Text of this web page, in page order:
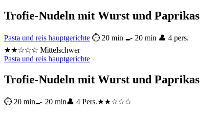
Trofie-Nudeln mit Wurst und Paprikas
Pasta und reis hauptgerichte ⏱ 20 min 🍳 20 min 👤 4 pers.
★★☆☆☆ Mittelschwer
Pasta und reis hauptgerichte
Trofie-Nudeln mit Wurst und Paprikas
⏱ 20 min🍳 20 min👤 4 Pers.★★☆☆☆